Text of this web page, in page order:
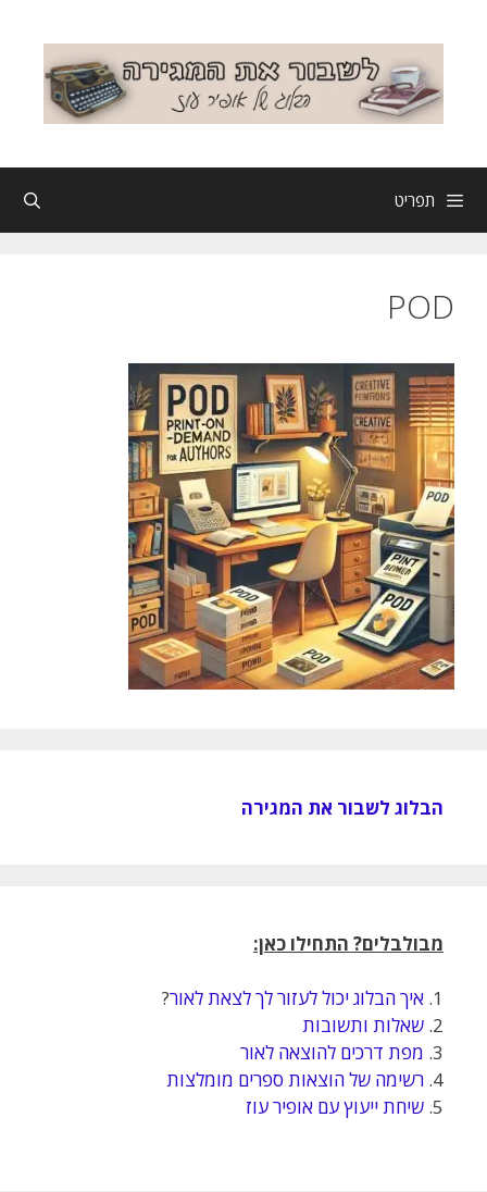
תפריט
POD
הבלוג לשבור את המגירה
מבולבלים? התחילו כאן:
1. איך הבלוג יכול לעזור לך לצאת לאור?
2. שאלות ותשובות
3. מפת דרכים להוצאה לאור
4. רשימה של הוצאות ספרים מומלצות
5. שיחת ייעוץ עם אופיר עוז